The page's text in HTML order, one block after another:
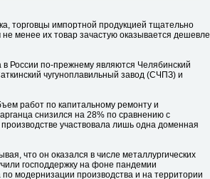
торговцы импортной продукцией тщательно
менее их товар зачастую оказывается дешевле
России по-прежнему являются Челябинский
чугуноплавильный завод (СЧПЗ) и
работ по капитальному ремонту и
снизился на 28% по сравнению с
участвовала лишь одна доменная
что он оказался в числе металлургических
господдержку на фоне пандемии
модернизации производства и на территории